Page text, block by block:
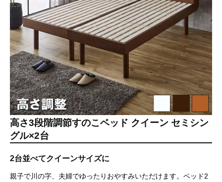
高さ3段階調節すのこベッド クイーン セミシン
グル×2台
2台並べてクイーンサイズに
親子で川の字、夫婦でゆったりおやすみいただけます。ベッド2